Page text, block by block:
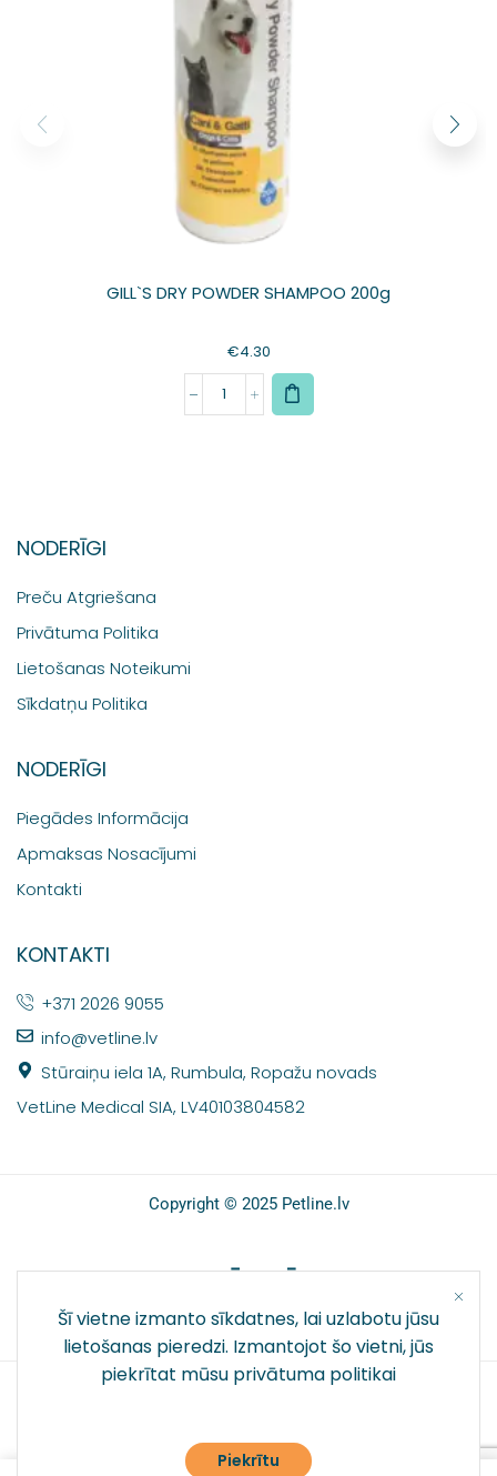
GILL`S DRY POWDER SHAMPOO 200g
€4.30
Šī vietne izmanto sīkdatnes, lai uzlabotu jūsu
lietošanas pieredzi. Izmantojot šo vietni, jūs
piekrītat mūsu privātuma politikai
Piekrītu
NODERĪGI
Preču Atgriešana
Privātuma Politika
Lietošanas Noteikumi
Sīkdatņu Politika
NODERĪGI
Piegādes Informācija
Apmaksas Nosacījumi
Kontakti
KONTAKTI
+371 2026 9055
info@vetline.lv
Stūraiņu iela 1A, Rumbula, Ropažu novads
VetLine Medical SIA, LV40103804582
Copyright © 2025 Petline.lv
SOCIĀLIE TĪKLI